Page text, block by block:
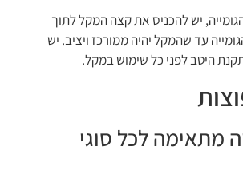
יש להכניס את קצה המקל לתוך
עד שהמקל יהיה ממורכז ויציב. יש
היטב לפני כל שימוש במקל.
מתאימה לכל סוגי